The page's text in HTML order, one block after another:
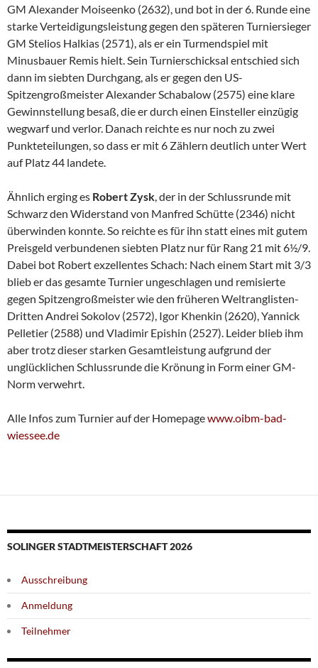
GM Alexander Moiseenko (2632), und bot in der 6. Runde eine
starke Verteidigungsleistung gegen den späteren Turniersieger
GM Stelios Halkias (2571), als er ein Turmendspiel mit
Minusbauer Remis hielt. Sein Turnierschicksal entschied sich
dann im siebten Durchgang, als er gegen den US-
Spitzengroßmeister Alexander Schabalow (2575) eine klare
Gewinnstellung besaß, die er durch einen Einsteller einzügig
wegwarf und verlor. Danach reichte es nur noch zu zwei
Punkteteilungen, so dass er mit 6 Zählern deutlich unter Wert
auf Platz 44 landete.
Ähnlich erging es Robert Zysk, der in der Schlussrunde mit
Schwarz den Widerstand von Manfred Schütte (2346) nicht
überwinden konnte. So reichte es für ihn statt eines mit gutem
Preisgeld verbundenen siebten Platz nur für Rang 21 mit 6½/9.
Dabei bot Robert exzellentes Schach: Nach einem Start mit 3/3
blieb er das gesamte Turnier ungeschlagen und remisierte
gegen Spitzengroßmeister wie den früheren Weltranglisten-
Dritten Andrei Sokolov (2572), Igor Khenkin (2620), Yannick
Pelletier (2588) und Vladimir Epishin (2527). Leider blieb ihm
aber trotz dieser starken Gesamtleistung aufgrund der
unglücklichen Schlussrunde die Krönung in Form einer GM-
Norm verwehrt.
Alle Infos zum Turnier auf der Homepagewww.oibm-bad-
wiessee.de
SOLINGER STADTMEISTERSCHAFT 2026
Ausschreibung
Anmeldung
Teilnehmer